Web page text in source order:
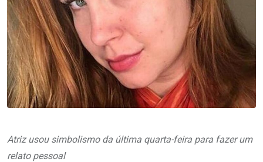
Atriz usou simbolismo da última quarta-feira para fazer um
relato pessoal